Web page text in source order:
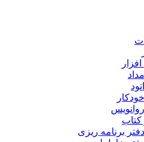
مداد
اتود
خودکار
روانویس
کتاب
دفتر برنامه ریزی